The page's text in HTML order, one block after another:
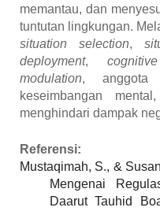
memantau, dan
tuntutan lingkungan.
situation selection,
deployment,
modulation,
keseimbangan
menghindari dampak
Referensi:
Mustaqimah, S., &
Mengenai
Daarut Tauhid